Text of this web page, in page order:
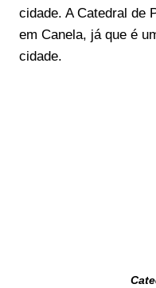
cidade. A Catedral de
em Canela, já que é
cidade.